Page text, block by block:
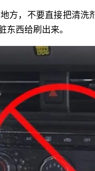
方，不要直接把清洗
西给刷出来。